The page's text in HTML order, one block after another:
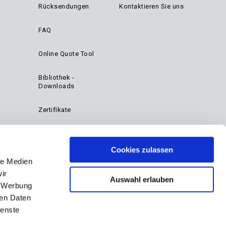
Medien
Daten
Cookies zulassen
Auswahl erlauben
Rücksendungen
FAQ
Online Quote Tool
Bibliothek -
Downloads
Zertifikate
Kontaktieren Sie uns